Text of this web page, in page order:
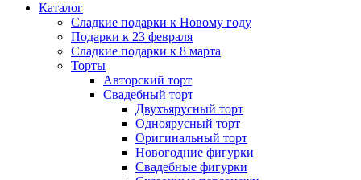
Каталог
Сладкие подарки к Новому году
Подарки к 23 февраля
Сладкие подарки к 8 марта
Торты
Авторский торт
Свадебный торт
Двухъярусный торт
Одноярусный торт
Оригинальный торт
Новогодние фигурки
Свадебные фигурки